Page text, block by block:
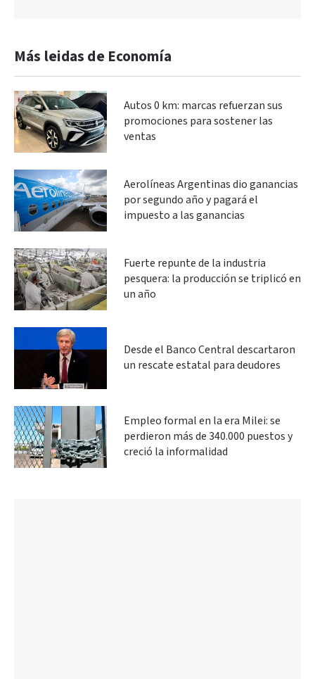
Más leidas de Economía
Autos 0 km: marcas refuerzan sus
promociones para sostener las
ventas
Aerolíneas Argentinas dio ganancias
por segundo año y pagará el
impuesto a las ganancias
Fuerte repunte de la industria
pesquera: la producción se triplicó en
un año
Desde el Banco Central descartaron
un rescate estatal para deudores
Empleo formal en la era Milei: se
perdieron más de 340.000 puestos y
creció la informalidad